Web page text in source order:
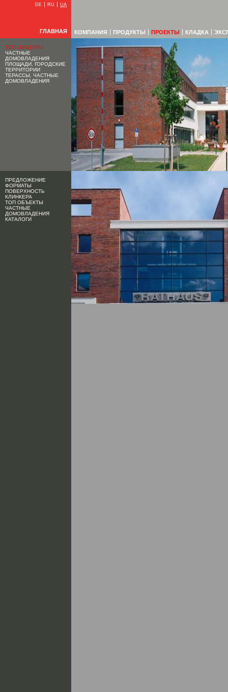
DE RU UA
ГЛАВНАЯ КОМПАНИЯ ПРОДУКТЫ ПРОЕКТЫ КЛАДКА
ТОП ОБЪЕКТЫ
ЧАСТНЫЕ
ДОМОВЛАДЕНИЯ
ПЛОЩАДИ, ГОРОДСКИЕ
ТЕРРИТОРИИ
ТЕРАССЫ, ЧАСТНЫЕ
ДОМОВЛАДЕНИЯ
ПРЕДЛОЖЕНИЕ
ФОРМАТЫ
ПОВЕРХНОСТЬ
КЛИНКЕРА
ТОП ОБЪЕКТЫ
ЧАСТНЫЕ
ДОМОВЛАДЕНИЯ
КАТАЛОГИ